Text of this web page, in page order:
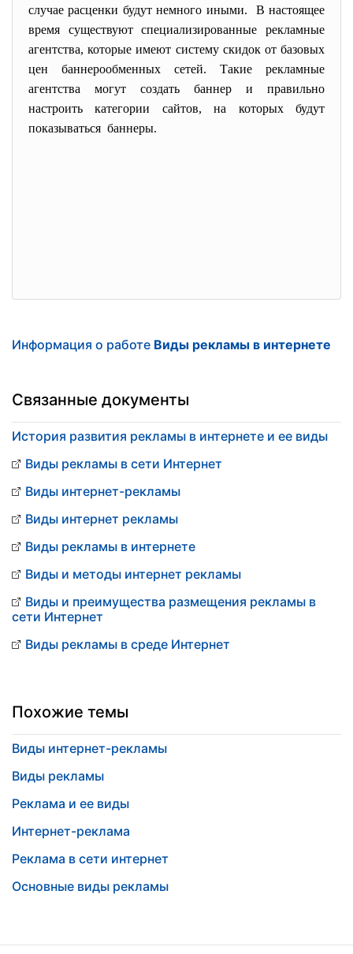
случае расценки будут немного иными. В настоящее
время существуют специализированные рекламные
агентства, которые имеют систему скидок от базовых
цен баннерообменных сетей. Такие рекламные
агентства могут создать баннер и правильно
настроить категории сайтов, на которых будут
показываться баннеры.
Информация о работе Виды рекламы в интернете
Связанные документы
История развития рекламы в интернете и ее виды
Виды рекламы в сети Интернет
Виды интернет-рекламы
Виды интернет рекламы
Виды рекламы в интернете
Виды и методы интернет рекламы
Виды и преимущества размещения рекламы в
сети Интернет
Виды рекламы в среде Интернет
Похожие темы
Виды интернет-рекламы
Виды рекламы
Реклама и ее виды
Интернет-реклама
Реклама в сети интернет
Основные виды рекламы